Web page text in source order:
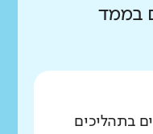
בממד
בתהליכים